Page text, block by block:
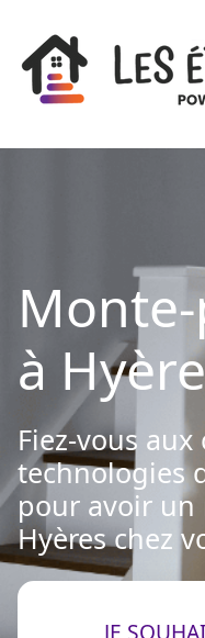
à
Fiez-vous
technologies
pour avoir un
Hyères chez
JE